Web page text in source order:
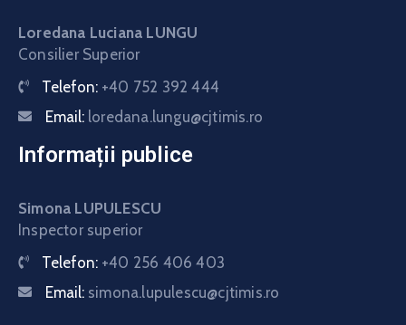
Loredana Luciana LUNGU
Consilier Superior
Telefon: +40 752 392 444
Email: loredana.lungu@cjtimis.ro
Informații publice
Simona LUPULESCU
Inspector superior
Telefon: +40 256 406 403
Email: simona.lupulescu@cjtimis.ro